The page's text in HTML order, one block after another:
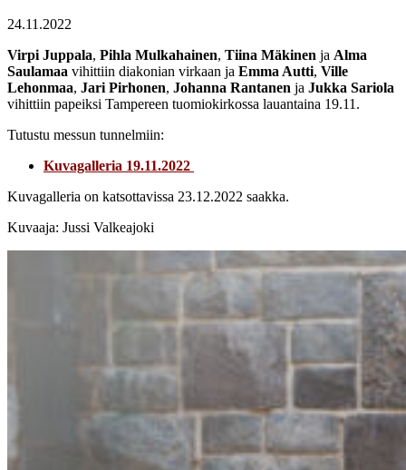
24.11.2022
Virpi Juppala, Pihla Mulkahainen, Tiina Mäkinen ja Alma
Saulamaa vihittiin diakonian virkaan ja Emma Autti, Ville
Lehonmaa, Jari Pirhonen, Johanna Rantanen ja Jukka Sariola
vihittiin papeiksi Tampereen tuomiokirkossa lauantaina 19.11.
Tutustu messun tunnelmiin:
Kuvagalleria 19.11.2022
Kuvagalleria on katsottavissa 23.12.2022 saakka.
Kuvaaja: Jussi Valkeajoki